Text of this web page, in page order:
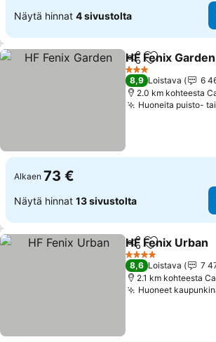
Näytä hinnat 4 sivustolta
Jaa Lisää
HF Fenix Garden
3 Tähtiluokitus
8,9 Loistava
6
2.0 km kohteesta
Huoneita puisto-
Alkaen 73 €
Näytä hinnat 13 sivustolta
Jaa Lisää
HF Fenix Urban
4 Tähtiluokitus
8,6 Loistava
7
2.1 km kohteesta
Huoneet